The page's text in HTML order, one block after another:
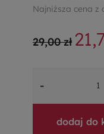
Najniższa cena z
29,00 zł
-
dodaj do